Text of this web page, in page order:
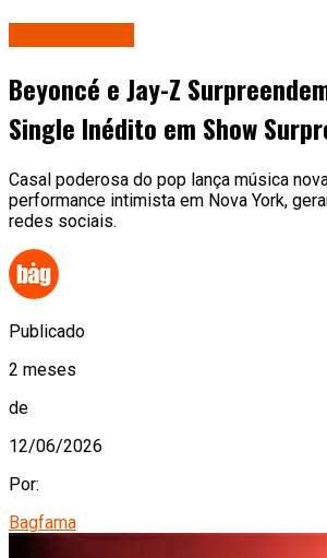
Beyoncé e Jay-Z
Single Inédito em Show
Casal poderosa do pop lança música
performance intimista em Nova York,
redes sociais.
Publicado
2 meses
de
12/06/2026
Por:
Bagfama